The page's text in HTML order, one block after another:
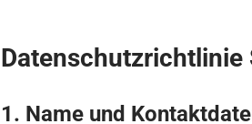
1. Name und